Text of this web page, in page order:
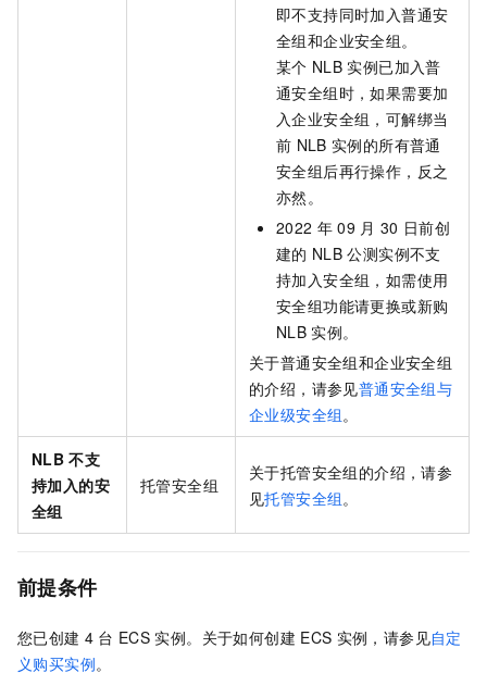
即不支持同时加入普通安
全组和企业安全组。
某个 NLB 实例已加入普
通安全组时，如果需要加
入企业安全组，可解绑当
前 NLB 实例的所有普通
安全组后再行操作，反之
亦然。
2022 年 09 月 30 日前创
建的 NLB 公测实例不支
持加入安全组，如需使用
安全组功能请更换或新购
NLB 实例。
关于普通安全组和企业安全组
的介绍，请参见普通安全组与
企业级安全组 。
NLB 不支
持加入的安
全组
托管安全组
关于托管安全组的介绍，请参
见托管安全组 。
前提条件
您已创建 4 台 ECS 实例。关于如何创建 ECS 实例，请参见自定
义购买实例。